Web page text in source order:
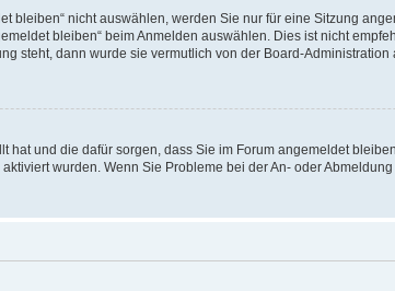
bleiben“ nicht auswählen, werden Sie nur für eine Sitzung
bleiben“ beim Anmelden auswählen. Dies ist nicht
steht, dann wurde sie vermutlich von der Board-Administration
hat und die dafür sorgen, dass Sie im Forum angemeldet
wurden. Wenn Sie Probleme bei der An- oder